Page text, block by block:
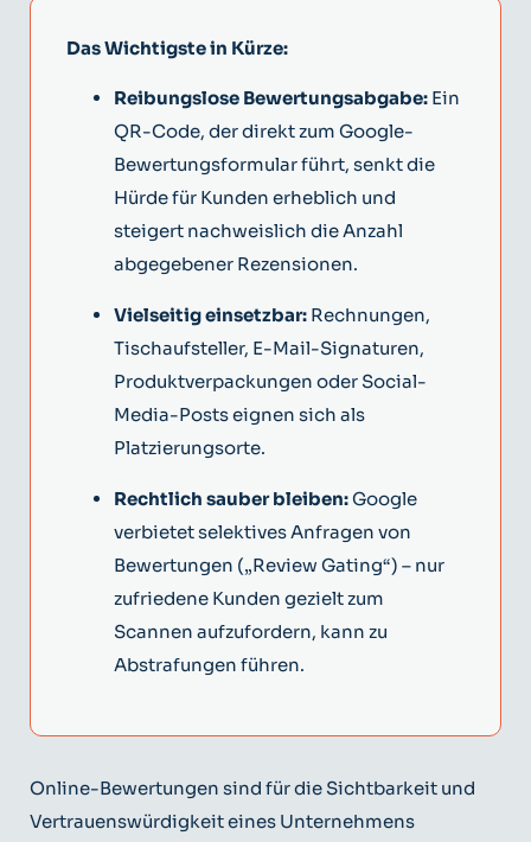
Das Wichtigste in Kürze:
Reibungslose Bewertungsabgabe: Ein
QR-Code, der direkt zum Google-
Bewertungsformular führt, senkt die
Hürde für Kunden erheblich und
steigert nachweislich die Anzahl
abgegebener Rezensionen.
Vielseitig einsetzbar: Rechnungen,
Tischaufsteller, E-Mail-Signaturen,
Produktverpackungen oder Social-
Media-Posts eignen sich als
Platzierungsorte.
Rechtlich sauber bleiben:Google
verbietet selektives Anfragen von
Bewertungen („Review Gating“) – nur
zufriedene Kunden gezielt zum
Scannen aufzufordern, kann zu
Abstrafungen führen.
Online-Bewertungen sind für die Sichtbarkeit und
Vertrauenswürdigkeit eines Unternehmens